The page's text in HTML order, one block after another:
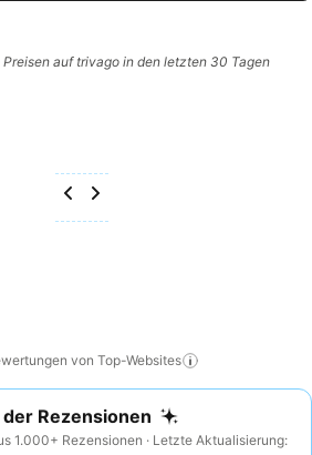
auf trivago in den letzten 30 Tagen
von Top-Websites
Rezensionen
1.000+ Rezensionen · Letzte Aktualisierung: